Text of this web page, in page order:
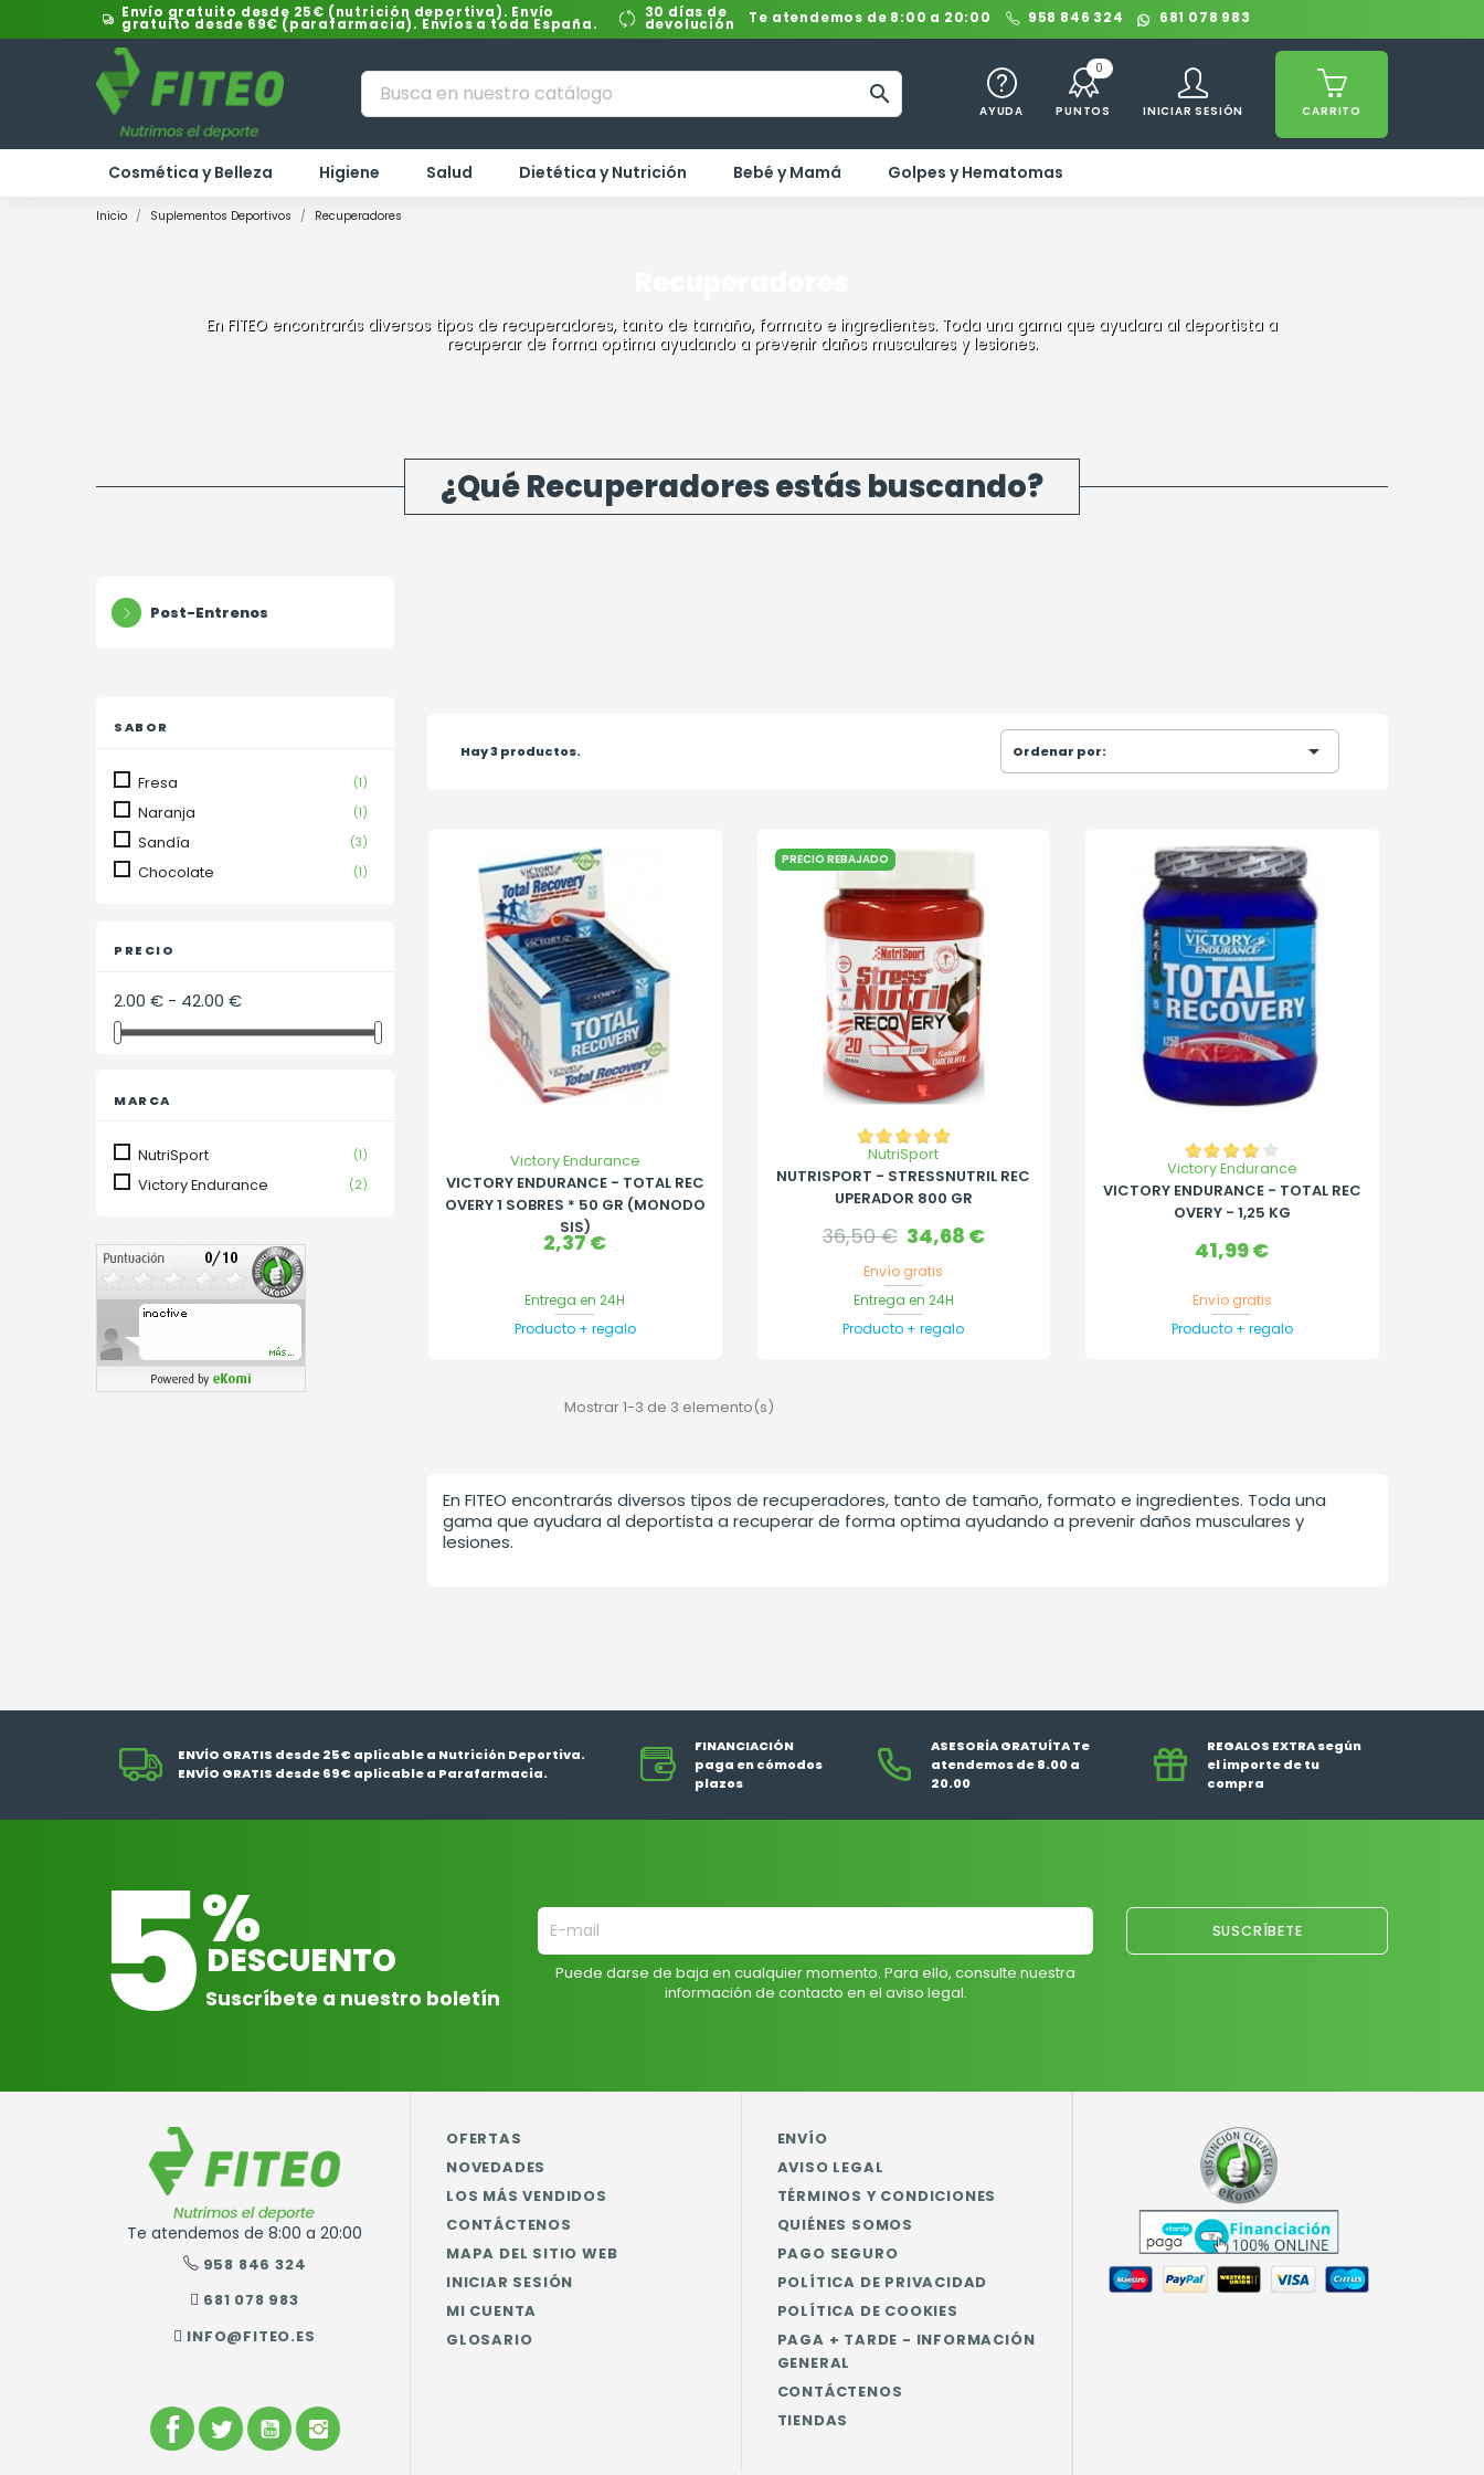
Envío gratuito desde 25€ (nutrición deportiva). Envío
gratuito desde 69€ (parafarmacia). Envíos a toda España.
30 días de
devolución Te atendemos de 8:00 a 20:00 958 846 324 681 078 983

AYUDA
0
PUNTOS INICIAR SESIÓN CARRITO
Cosmética y Belleza Higiene Salud Dietética y Nutrición Bebé y Mamá Golpes y Hematomas
Inicio Suplementos Deportivos Recuperadores
En FITEO encontrarás diversos tipos de recuperadores, tanto de tamaño, formato e ingredientes. Toda una gama que ayudara al deportista a
recuperar de forma optima ayudando a prevenir daños musculares y lesiones.
¿Qué Recuperadores estás buscando?
Post-Entrenos
SABOR
Fresa (1)
Naranja (1)
Sandía (3)
Chocolate (1)
PRECIO
2.00 € - 42.00 €
MARCA
NutriSport (1)
Victory Endurance (2)
Hay 3 productos. Ordenar por: 
Victory Endurance
VICTORY ENDURANCE - TOTAL REC
OVERY 1 SOBRES * 50 GR (MONODO
SIS)
Precio
2,37 €
Entrega en 24H
Producto + regalo
NutriSport
NUTRISPORT - STRESSNUTRIL REC
UPERADOR 800 GR
Precio
base
36,50 € Precio
34,68 €
PRECIO REBAJADO
Envío gratis
Entrega en 24H
Producto + regalo
Victory Endurance
VICTORY ENDURANCE - TOTAL REC
OVERY - 1,25 KG
Precio
41,99 €
Envío gratis
Producto + regalo
Mostrar 1-3 de 3 elemento(s)
En FITEO encontrarás diversos tipos de recuperadores, tanto de tamaño, formato e ingredientes. Toda una
gama que ayudara al deportista a recuperar de forma optima ayudando a prevenir daños musculares y
lesiones.
ENVÍO GRATIS desde 25€ aplicable a Nutrición Deportiva.
ENVÍO GRATIS desde 69€ aplicable a Parafarmacia.
FINANCIACIÓN
paga en cómodos
plazos
ASESORÍA GRATUÍTA Te
atendemos de 8.00 a
20.00
REGALOS EXTRA según
el importe de tu
compra
5%
DESCUENTO
Suscríbete a nuestro boletín
Puede darse de baja en cualquier momento. Para ello, consulte nuestra
información de contacto en el aviso legal.
Te atendemos de 8:00 a 20:00
958 846 324
681 078 983
INFO@FITEO.ES
FACEBOOK
TWITTERYOUTUBEINSTAGRAM
OFERTAS
NOVEDADES
LOS MÁS VENDIDOS
CONTÁCTENOS
MAPA DEL SITIO WEB
INICIAR SESIÓN
MI CUENTA
GLOSARIO
ENVÍO
AVISO LEGAL
TÉRMINOS Y CONDICIONES
QUIÉNES SOMOS
PAGO SEGURO
POLÍTICA DE PRIVACIDAD
POLÍTICA DE COOKIES
PAGA + TARDE - INFORMACIÓN
GENERAL
CONTÁCTENOS
TIENDAS